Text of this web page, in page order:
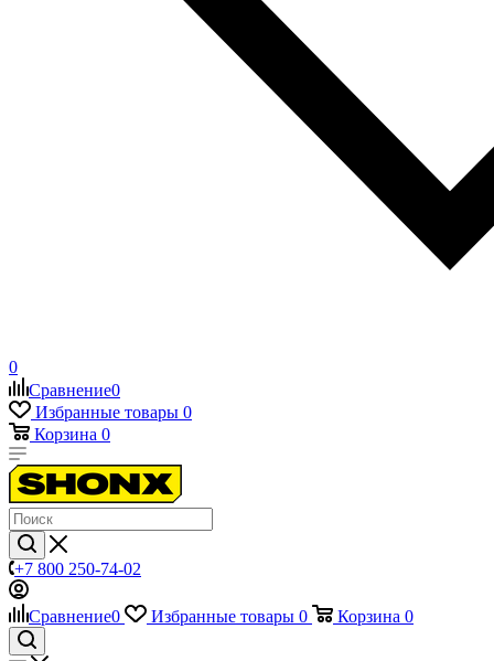
0
Сравнение0
Избранные товары 0
Корзина 0
+7 800 250-74-02
Сравнение0 Избранные товары 0 Корзина 0